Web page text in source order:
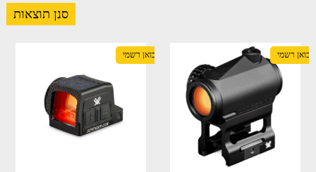
סנן תוצאות
יבואן רשמי יבואן רשמי